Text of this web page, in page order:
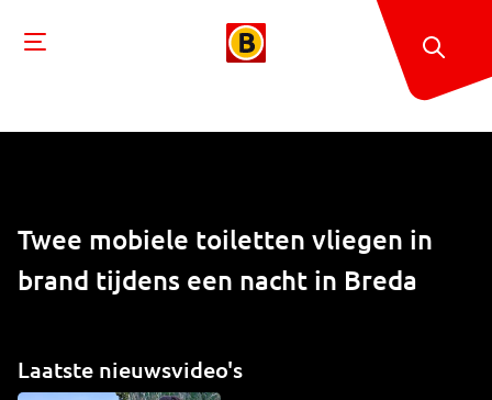
Twee mobiele toiletten vliegen in
brand tijdens een nacht in Breda
Laatste nieuwsvideo's